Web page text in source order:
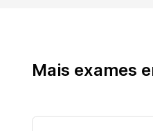
Mais exames